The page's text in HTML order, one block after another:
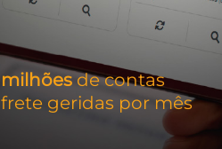
milhões de contas
frete geridas por mês